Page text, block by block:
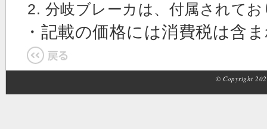
2. 分岐ブレーカは、付属されて
・記載の価格には消費税は含
© Copyright